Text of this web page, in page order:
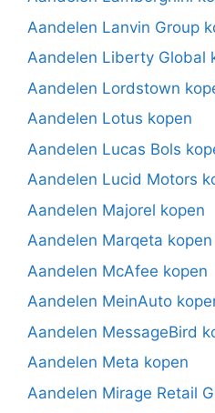
Aandelen Lanvin Group
Aandelen Liberty Global
Aandelen Lordstown
Aandelen Lotus kopen
Aandelen Lucas Bols
Aandelen Lucid Motors
Aandelen Majorel kopen
Aandelen Marqeta kopen
Aandelen McAfee kopen
Aandelen MeinAuto
Aandelen MessageBird
Aandelen Meta kopen
Aandelen Mirage Retail